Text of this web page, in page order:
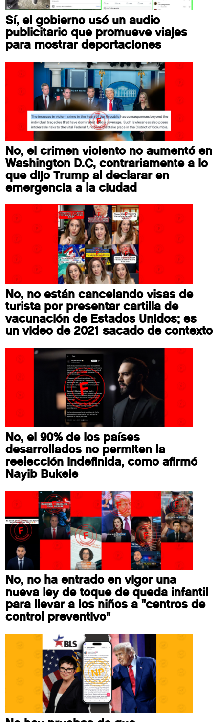
Sí, el gobierno usó un audio
publicitario que promueve viajes
para mostrar deportaciones
No, el crimen violento no aumentó en
Washington D.C, contrariamente a lo
que dijo Trump al declarar en
emergencia a la ciudad
No, no están cancelando visas de
turista por presentar cartilla de
vacunación de Estados Unidos; es
un video de 2021 sacado de contexto
No, el 90% de los países
desarrollados no permiten la
reelección indefinida, como afirmó
Nayib Bukele
No, no ha entrado en vigor una
nueva ley de toque de queda infantil
para llevar a los niños a "centros de
control preventivo"